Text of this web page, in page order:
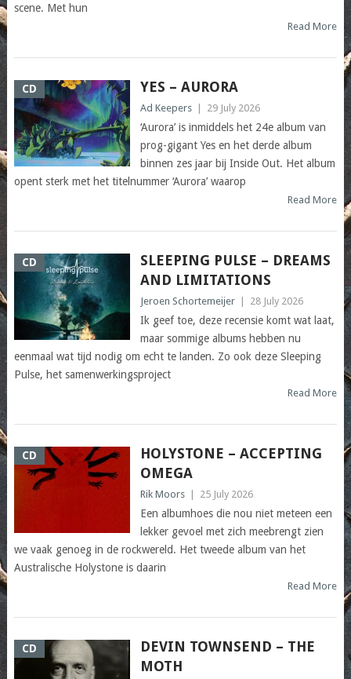
scene. Met hun
Read More
CD YES – AURORA
Ad Keepers 29 July 2026
‘Aurora’ is inmiddels het 24e album van
prog-gigant Yes en het derde album
binnen zes jaar bij Inside Out. Het album
opent sterk met het titelnummer ‘Aurora’ waarop
Read More
CD
SLEEPING PULSE – DREAMS
AND LIMITATIONS
Jeroen Schortemeijer 28 July 2026
Ik geef toe, deze recensie komt wat laat,
maar sommige albums hebben nu
eenmaal wat tijd nodig om echt te landen. Zo ook deze Sleeping
Pulse, het samenwerkingsproject
Read More
CD
HOLYSTONE – ACCEPTING
OMEGA
Rik Moors 25 July 2026
Een albumhoes die nou niet meteen een
lekker gevoel met zich meebrengt zien
we vaak genoeg in de rockwereld. Het tweede album van het
Australische Holystone is daarin
Read More
CD
DEVIN TOWNSEND – THE
MOTH